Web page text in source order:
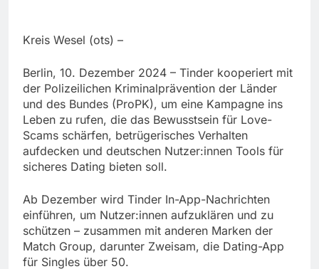
Kreis Wesel (ots) –
Berlin, 10. Dezember 2024 – Tinder kooperiert mit
der Polizeilichen Kriminalprävention der Länder
und des Bundes (ProPK), um eine Kampagne ins
Leben zu rufen, die das Bewusstsein für Love-
Scams schärfen, betrügerisches Verhalten
aufdecken und deutschen Nutzer:innen Tools für
sicheres Dating bieten soll.
Ab Dezember wird Tinder In-App-Nachrichten
einführen, um Nutzer:innen aufzuklären und zu
schützen – zusammen mit anderen Marken der
Match Group, darunter Zweisam, die Dating-App
für Singles über 50.